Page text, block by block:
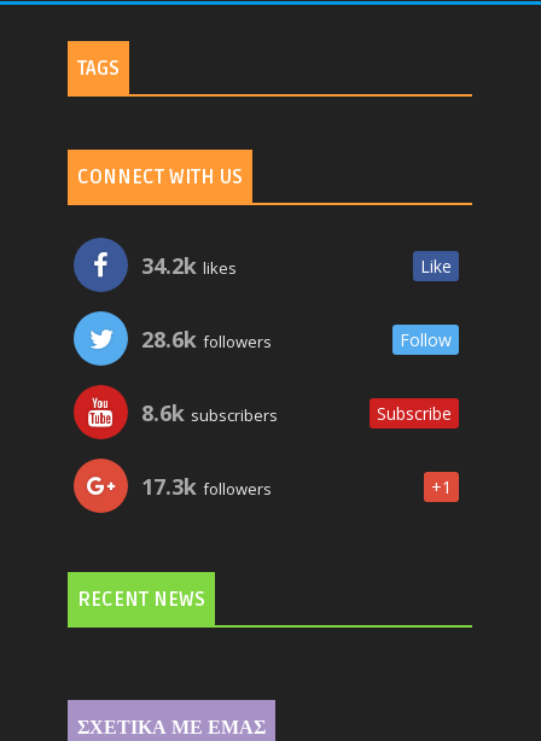
TAGS
CONNECT WITH US
34.2k likes Like
28.6k followers Follow
8.6k subscribers Subscribe
17.3k followers +1
RECENT NEWS
ΣΧΕΤΙΚΑ ΜΕ ΕΜΑΣ